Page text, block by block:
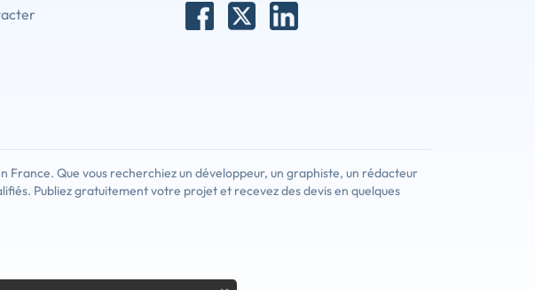
Que vous recherchiez un développeur, un graphiste, un rédacteur
Publiez gratuitement votre projet et recevez des devis en quelques